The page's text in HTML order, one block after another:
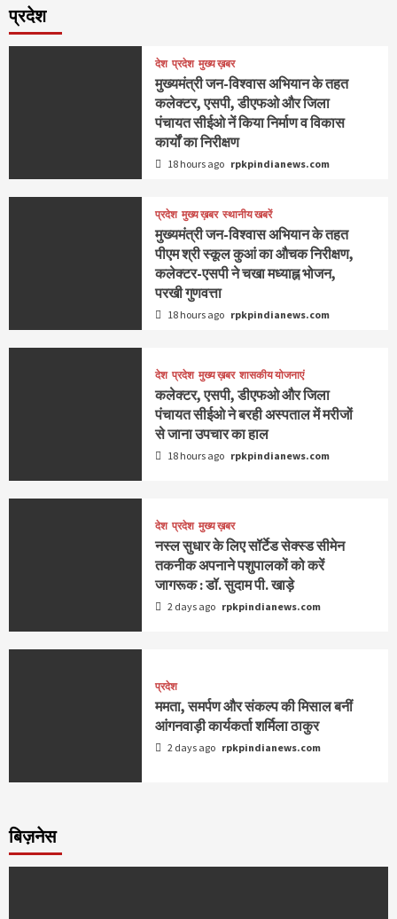
प्रदेश
देश प्रदेश मुख्य ख़बर
मुख्यमंत्री जन-विश्वास अभियान के तहत
कलेक्टर, एसपी, डीएफओ और जिला
पंचायत सीईओ नें किया निर्माण व विकास
कार्यों का निरीक्षण
18 hours ago rpkpindianews.com
प्रदेश मुख्य ख़बर स्थानीय खबरें
मुख्यमंत्री जन-विश्वास अभियान के तहत
पीएम श्री स्कूल कुआं का औचक निरीक्षण,
कलेक्टर-एसपी ने चखा मध्याह्न भोजन,
परखी गुणवत्ता
18 hours ago rpkpindianews.com
देश प्रदेश मुख्य ख़बर शासकीय योजनाएं
कलेक्टर, एसपी, डीएफओ और जिला
पंचायत सीईओ ने बरही अस्पताल में मरीजों
से जाना उपचार का हाल
18 hours ago rpkpindianews.com
देश प्रदेश मुख्य ख़बर
नस्ल सुधार के लिए सॉर्टेड सेक्स्ड सीमेन
तकनीक अपनाने पशुपालकों को करें
जागरूक : डॉ. सुदाम पी. खाड़े
2 days ago rpkpindianews.com
प्रदेश
ममता, समर्पण और संकल्प की मिसाल बनीं
आंगनवाड़ी कार्यकर्ता शर्मिला ठाकुर
2 days ago rpkpindianews.com
बिज़नेस